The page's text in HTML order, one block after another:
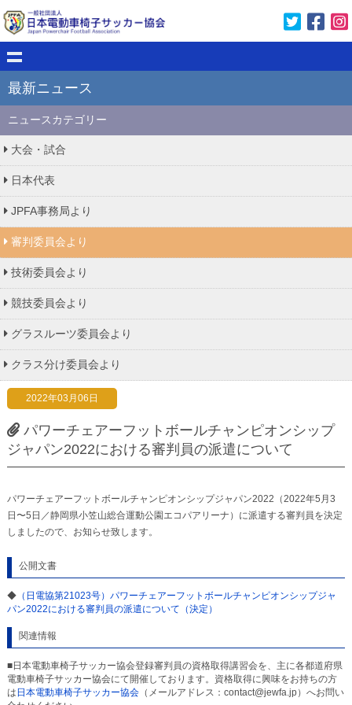
最新ニュース
ニュースカテゴリー
大会・試合
日本代表
JPFA事務局より
審判委員会より
技術委員会より
競技委員会より
グラスルーツ委員会より
クラス分け委員会より
2022年03月06日
パワーチェアーフットボールチャンピオンシップ
ジャパン2022における審判員の派遣について
パワーチェアーフットボールチャンピオンシップジャパン2022（2022年5月3
日〜5日／静岡県小笠山総合運動公園エコパアリーナ）に派遣する審判員を決定
しましたので、お知らせ致します。
公開文書
◆（日電協第21023号）パワーチェアーフットボールチャンピオンシップジャ
パン2022における審判員の派遣について（決定）
関連情報
■日本電動車椅子サッカー協会登録審判員の資格取得講習会を、主に各都道府県
電動車椅子サッカー協会にて開催しております。資格取得に興味をお持ちの方
は 日本電動車椅子サッカー協会（メールアドレス：contact@jewfa.jp）へお問い